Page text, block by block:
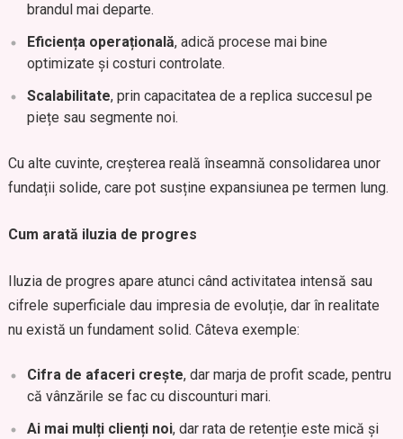
brandul mai departe.
Eficiența operațională, adică procese mai bine
optimizate și costuri controlate.
Scalabilitate, prin capacitatea de a replica succesul pe
piețe sau segmente noi.
Cu alte cuvinte, creșterea reală înseamnă consolidarea unor
fundații solide, care pot susține expansiunea pe termen lung.
Cum arată iluzia de progres
Iluzia de progres apare atunci când activitatea intensă sau
cifrele superficiale dau impresia de evoluție, dar în realitate
nu există un fundament solid. Câteva exemple:
Cifra de afaceri crește, dar marja de profit scade, pentru
că vânzările se fac cu discounturi mari.
Ai mai mulți clienți noi, dar rata de retenție este mică și